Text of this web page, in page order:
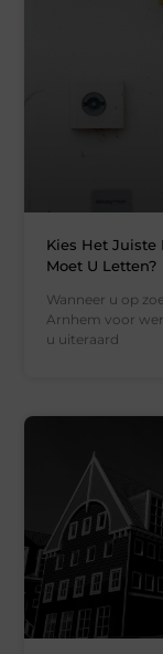
Kies Het
Moet U Letten?
Wanneer u op
Arnhem voor
u uiteraard